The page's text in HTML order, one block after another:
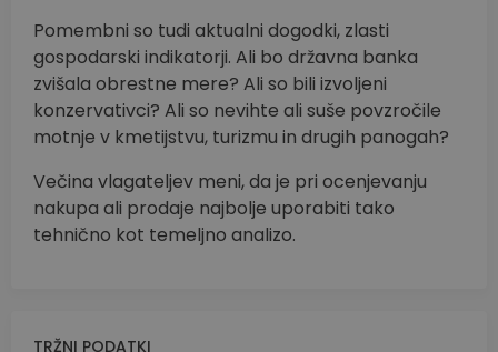
Pomembni so tudi aktualni dogodki, zlasti
gospodarski indikatorji. Ali bo državna banka
zvišala obrestne mere? Ali so bili izvoljeni
konzervativci? Ali so nevihte ali suše povzročile
motnje v kmetijstvu, turizmu in drugih panogah?
Večina vlagateljev meni, da je pri ocenjevanju
nakupa ali prodaje najbolje uporabiti tako
tehnično kot temeljno analizo.
TRŽNI PODATKI